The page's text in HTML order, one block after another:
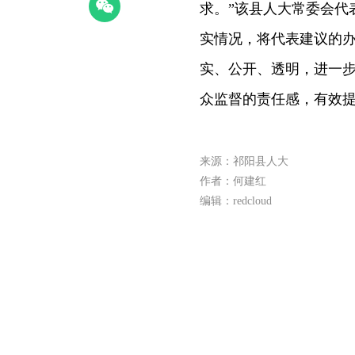
求。”该县人大常委会
实情况，将代表建议的
实、公开、透明，进一
众监督的责任感，有效
来源：祁阳县人大
作者：何建红
编辑：redcloud